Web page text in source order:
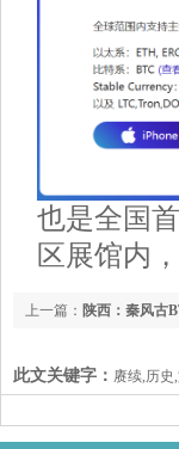
也是全国
区展馆内，
上一篇： 陕西：秦风古
此文关键字： 赓续,历史